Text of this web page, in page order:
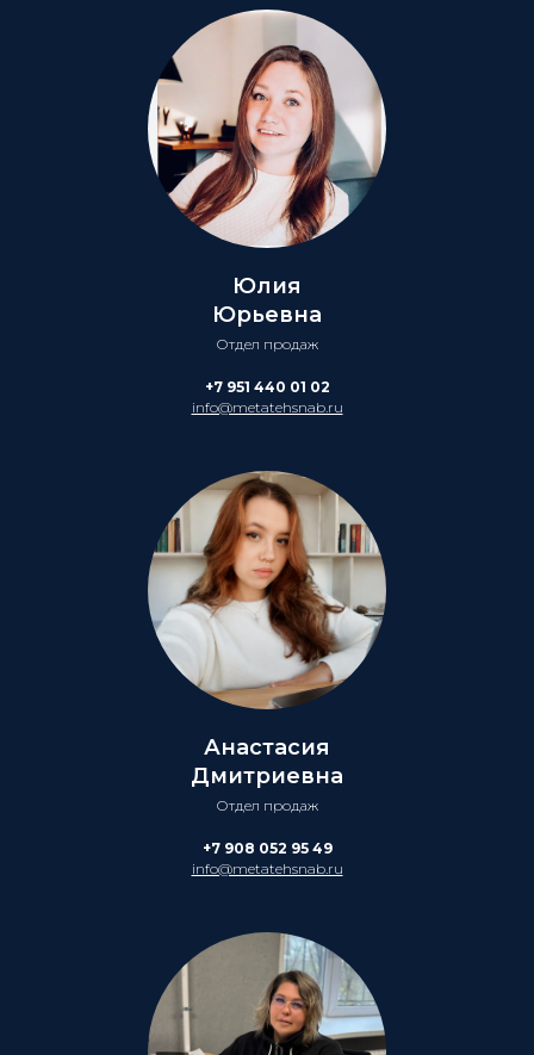
Юлия
Юрьевна
Отдел продаж
+7 951 440 01 02
info@metatehsnab.ru
Анастасия
Дмитриевна
Отдел продаж
+7 908 052 95 49
info@metatehsnab.ru